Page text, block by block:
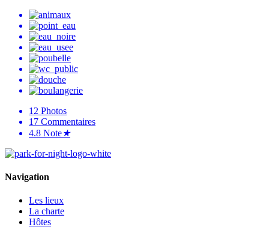
12 Photos
17 Commentaires
4.8 Note★
Navigation
Les lieux
La charte
Hôtes